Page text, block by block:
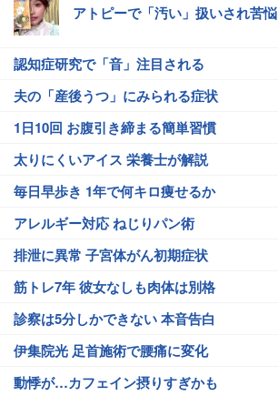
アトピーで「汚い」扱いされ苦悩
認知症研究で「音」注目される
夫の「産後うつ」にみられる症状
1日10回 お腹引き締まる簡単習慣
太りにくいアイス 栄養士が解説
毎日早歩き 1年で何キロ痩せるか
アレルギー対応 ねじりパン術
排泄に異常 子宮体がん初期症状
筋トレ7年 彼女なしも肉体は別格
診察は5分しかできない 本音告白
伊集院光 足首施術で腰痛に変化
動悸が…カフェイン摂りすぎかも